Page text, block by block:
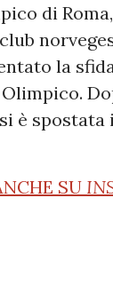
di
la
si è spostata
SU